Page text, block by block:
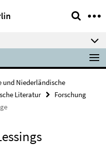
und Niederländische
Literatur
Forschung